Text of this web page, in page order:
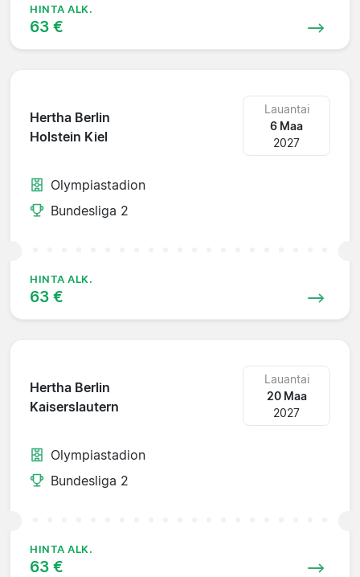
HINTA ALK.
63 €
Hertha Berlin
Holstein Kiel
Lauantai
6 Maa
2027
Olympiastadion
Bundesliga 2
HINTA ALK.
63 €
Hertha Berlin
Kaiserslautern
Lauantai
20 Maa
2027
Olympiastadion
Bundesliga 2
HINTA ALK.
63 €